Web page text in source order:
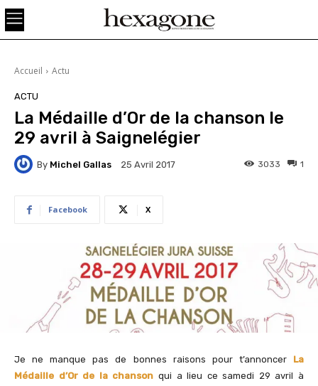
Accueil Actu
ACTU
La Médaille d’Or de la chanson le
29 avril à Saignelégier
By Michel Gallas 25 Avril 2017 1
3033
Facebook X
Je ne manque pas de bonnes raisons pour t’annoncer La
Médaille d’Or de la chanson qui a lieu ce samedi 29 avril à